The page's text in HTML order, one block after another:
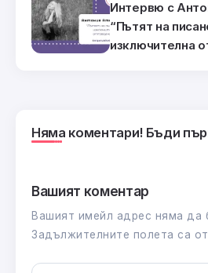
Интервю с
“Пътят на
изключителна
Няма коментари! Бъди
Вашият коментар
Вашият имейл адрес няма да
Задължителните полета са